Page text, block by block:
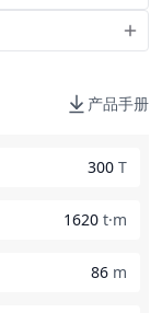
产品手册
300 T
1620 t·m
86 m